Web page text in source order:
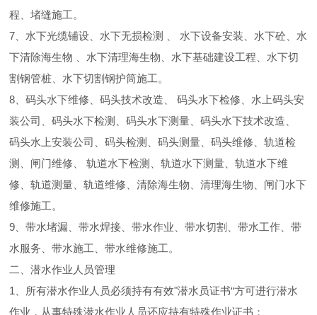
程、堵缝施工。
7、水下光缆铺设、水下无损检测 、 水下设备安装、水下砼、水
下清除海生物 、水下清理海生物、水下基础建设工程、水下切
割钢管桩、水下切割钢护筒施工。
8、码头水下维修、码头技术改造、 码头水下检修、水上码头安
装公司、码头水下检测、码头水下测量、码头水下技术改造、
码头水上安装公司、码头检测、码头测量、码头维修、轨道检
测、闸门维修、 轨道水下检测、轨道水下测量、轨道水下维
修、轨道测量、轨道维修、清除海生物、清理海生物、闸门水下
维修施工。
9、带水堵漏、带水焊接、带水作业、带水切割、带水工作、带
水服务、带水施工、带水维修施工。
二、潜水作业人员管理
1、所有潜水作业人员必须持有有效"潜水员证书“方可进行潜水
作业，从事特殊潜水作业人员还应持有特殊作业证书；